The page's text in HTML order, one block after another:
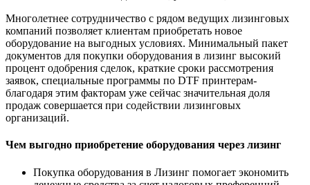
Многолетнее сотрудничество с рядом ведущих лизинговых
компаний позволяет клиентам приобретать новое
оборудование на выгодных условиях. Минимальный пакет
документов для покупки оборудования в лизинг высокий
процент одобрения сделок, краткие сроки рассмотрения
заявок, специальные программы по DTF принтерам-
благодаря этим факторам уже сейчас значительная доля
продаж совершается при содействии лизинговых
организаций.
Чем выгодно приобретение оборудования через лизинг
Покупка оборудования в Лизинг помогает экономить